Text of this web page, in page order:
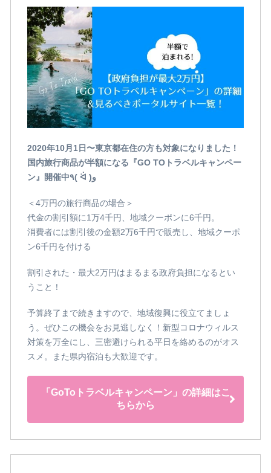
2020年10月1日〜東京都在住の方も対象になりました！
国内旅行商品が半額になる『GO TOトラベルキャンペー
ン』開催中٩( ᐛ )و
＜4万円の旅行商品の場合＞
代金の割引額に1万4千円、地域クーポンに6千円。
消費者には割引後の金額2万6千円で販売し、地域クーポ
ン6千円を付ける
割引された・最大2万円はまるまる政府負担になるとい
うこと！
予算終了まで続きますので、地域復興に役立てましょ
う。ぜひこの機会をお見逃しなく！新型コロナウィルス
対策を万全にし、三密避けられる平日を絡めるのがオス
スメ。また県内宿泊も大歓迎です。
「GoToトラベルキャンペーン」の詳細はこ
ちらから